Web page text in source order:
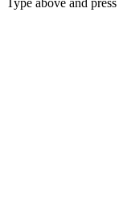
Type above and press